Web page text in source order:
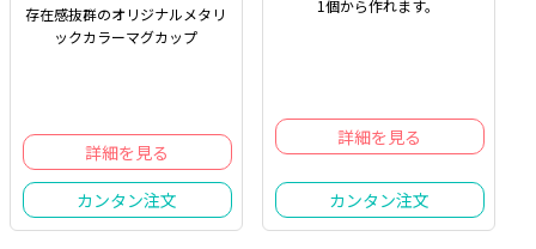
存在感抜群のオリジナルメタリ
ックカラーマグカップ
詳細を見る
カンタン注文
1個から作れます。
詳細を見る
カンタン注文